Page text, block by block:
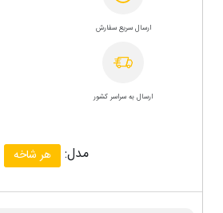
ارسال سریع سفارش
ارسال به سراسر کشور
مدل: هر شاخه